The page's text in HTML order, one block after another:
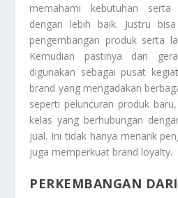
memahami kebutuhan serta
dengan lebih baik. Justru
pengembangan produk serta
Kemudian pastinya dari
digunakan sebagai pusat
brand yang mengadakan
seperti peluncuran produk
kelas yang berhubungan
jual. Ini tidak hanya menarik
juga memperkuat brand loyalty.
PERKEMBANGAN